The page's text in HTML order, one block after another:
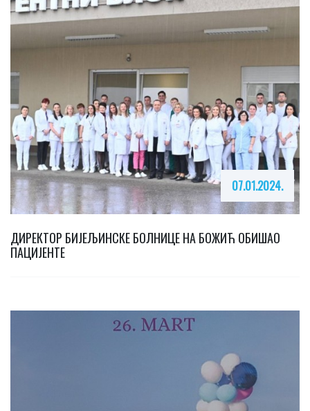
07.01.2024.
ДИРЕКТОР БИЈЕЉИНСКЕ БОЛНИЦЕ НА БОЖИЋ ОБИШАО
ПАЦИЈЕНТЕ